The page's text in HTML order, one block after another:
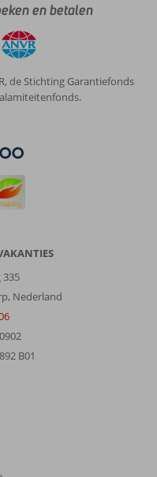
en betalen
de Stichting Garantiefonds
335
Nederland
B01